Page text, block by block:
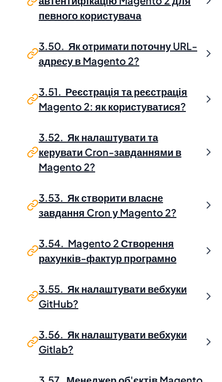
певного користувача
3.50. Як отримати поточну URL-
адресу в Magento 2?
3.51. Реєстрація та реєстрація
Magento 2: як користуватися?
3.52. Як налаштувати та
керувати Cron-завданнями в
Magento 2?
3.53. Як створити власне
завдання Cron у Magento 2?
3.54. Magento 2 Створення
рахунків-фактур програмно
3.55. Як налаштувати вебхуки
GitHub?
3.56. Як налаштувати вебхуки
Gitlab?